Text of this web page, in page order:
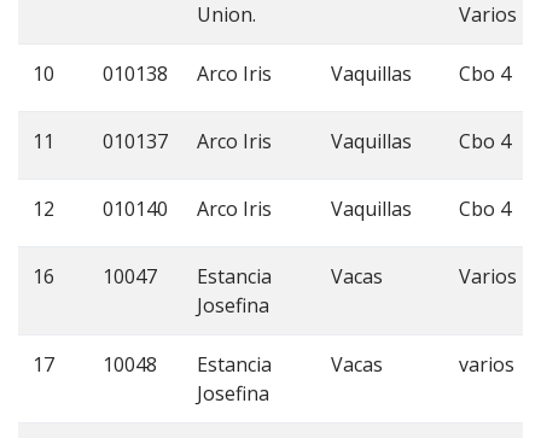
Union.
Varios
10 010138 Arco Iris Vaquillas Cbo 4
11 010137 Arco Iris Vaquillas Cbo 4
12 010140 Arco Iris Vaquillas Cbo 4
16 10047
Estancia
Josefina
Vacas Varios
17 10048
Estancia
Josefina
Vacas varios